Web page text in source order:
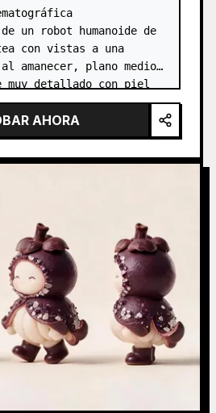
un robot humanoide de
con vistas a una
al amanecer, plano medio.
muy detallado con piel
metálicos
realistas,
AHORA